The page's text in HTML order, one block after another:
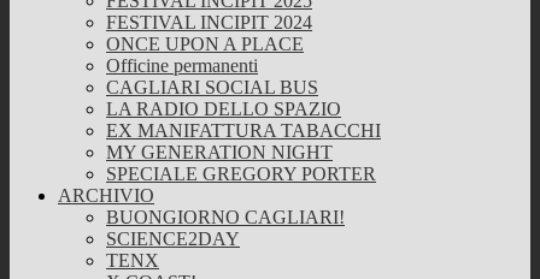
FESTIVAL INCIPIT 2024
ONCE UPON A PLACE
Officine permanenti
CAGLIARI SOCIAL BUS
LA RADIO DELLO SPAZIO
EX MANIFATTURA TABACCHI
MY GENERATION NIGHT
SPECIALE GREGORY PORTER
ARCHIVIO
BUONGIORNO CAGLIARI!
SCIENCE2DAY
TENX